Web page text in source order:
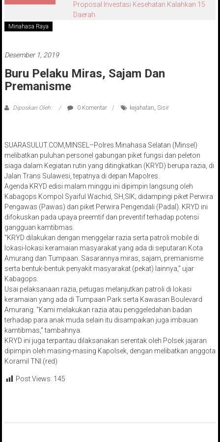
Proposal Investasi Kesehatan Kalahkan 15
Daerah
Minahasa Raya
Desember 1, 2019
Buru Pelaku Miras, Sajam Dan
Premanisme
Diposkan Oleh: 0 Komentar kejahatan, Sisir
SUARASULUT.COM,MINSEL–Polres Minahasa Selatan (Minsel)
melibatkan puluhan personel gabungan piket fungsi dan peleton
siaga dalam Kegiatan rutin yang ditingkatkan (KRYD) berupa razia, di
Jalan Trans Sulawesi, tepatnya di depan Mapolres.
Agenda KRYD edisi malam minggu ini dipimpin langsung oleh
Kabagops Kompol Syaiful Wachid, SH,SIK; didampingi piket Perwira
Pengawas (Pawas) dan piket Perwira Pengendali (Padal). KRYD ini
difokuskan pada upaya preemtif dan preventif terhadap potensi
gangguan kamtibmas.
“KRYD dilakukan dengan menggelar razia serta patroli mobile di
lokasi-lokasi keramaian masyarakat yang ada di seputaran Kota
Amurang dan Tumpaan. Sasarannya miras, sajam, premanisme
serta bentuk-bentuk penyakit masyarakat (pekat) lainnya,” ujar
Kabagops.
Usai pelaksanaan razia, petugas melanjutkan patroli di lokasi
keramaian yang ada di Tumpaan Park serta Kawasan Boulevard
Amurang. “Kami melakukan razia atau penggeledahan badan
terhadap para anak muda selain itu disampaikan juga imbauan
kamtibmas,” tambahnya.
KRYD ini juga terpantau dilaksanakan serentak oleh Polsek jajaran
dipimpin oleh masing-masing Kapolsek, dengan melibatkan anggota
Koramil TNI.(red)
Post Views: 145